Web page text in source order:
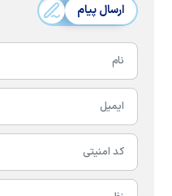
ارسال پیام